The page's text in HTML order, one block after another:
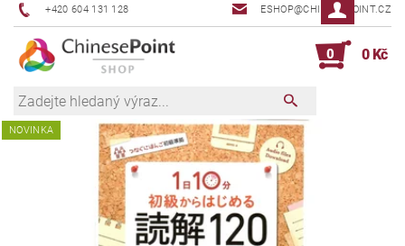
+420 604 131 128 ESHOP@CHINESEPOINT.CZ
0 0 Kč
NOVINKA